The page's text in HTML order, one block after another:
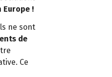
Europe !
ne sont
de
Ce